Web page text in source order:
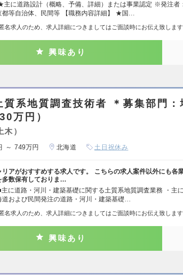
主に道路設計（概略、予備、詳細）または事業認定 ※発注者
都等自治体、民間等 【職務内容詳細】 ★国…
匿名求人のため、求人詳細につきましてはご面談時にお伝え致します
興味あり
質系地質調査技術者 ＊募集部門
万円）
木）
～ 749万円 北海道 土日祝休み
リアがおすすめする求人です。 こちらの求人案件以外にも各
多数保有しておりま…
主に道路・河川・建築基礎に関する土質系地質調査業務 ・主
道および民間発注の道路・河川・建築基礎…
名求人のため、求人詳細につきましてはご面談時にお伝え致します
興味あり